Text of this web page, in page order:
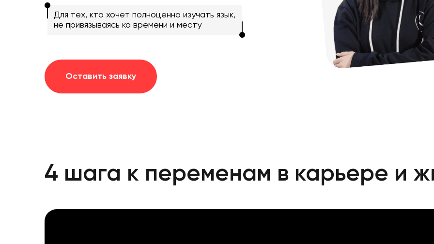
Для тех, кто хочет полноценно изучать язык,
не привязываясь ко времени и месту
Оставить заявку
4 шага к переменам в карьере и